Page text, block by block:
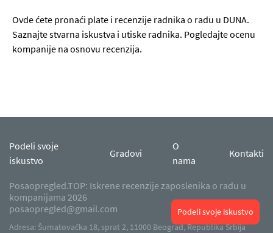
Ovde ćete pronaći plate i recenzije radnika o radu u DUNA.
Saznajte stvarna iskustva i utiske radnika. Pogledajte ocenu
kompanije na osnovu recenzija.
Podeli svoje iskustvo
Podeli svoje
iskustvo
Gradovi
O
nama
Kontakti
Posaopregled.TOP: Iskrene recenzije zaposlenika o radu u
kompanijama 2026
posaopregled@gmail.com
Adresa: Šumatovačka 18, sprat 2, 11000 Beograd, Republika Srbija